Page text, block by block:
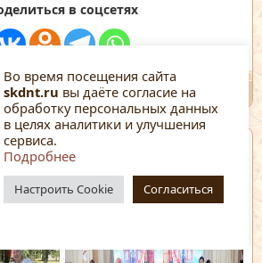
в соцсетях
Во время посещения сайта
skdnt.ru вы даёте согласие на
обработку персональных данных
в целях аналитики и улучшения
сервиса.
Подробнее
Настроить Cookie Согласиться